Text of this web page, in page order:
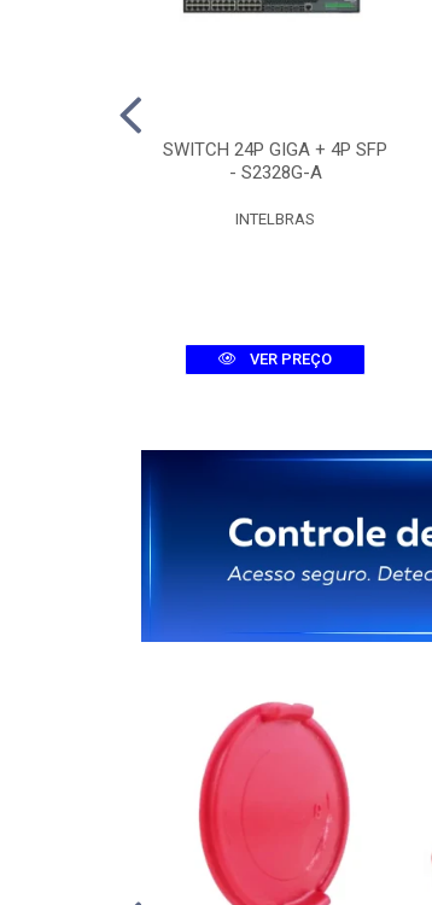
SWITCH 24P GIGA + 4P SFP
- S2328G-A
INTELBRAS
VER PREÇO